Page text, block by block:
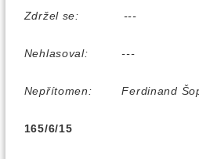
Zdržel se: ---
Nehlasoval: ---
Nepřítomen: Ferdinand
165/6/15